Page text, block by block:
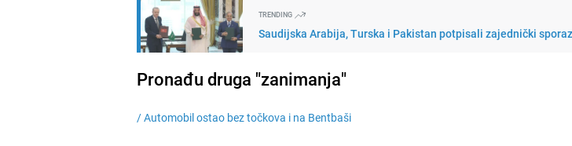
TRENDING
Saudijska Arabija, Turska i Pakistan potpisali zajednički
Pronađu druga "zanimanja"
/Automobil ostao bez točkova i na Bentbaši